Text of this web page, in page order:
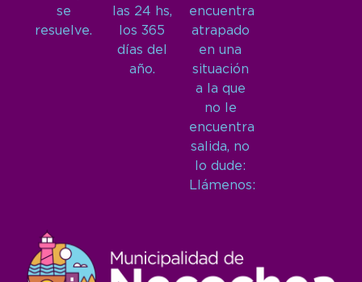
se
resuelve.
las 24 hs,
los 365
días del
año.
encuentra
atrapado
en una
situación
a la que
no le
encuentra
salida, no
lo dude:
Llámenos: